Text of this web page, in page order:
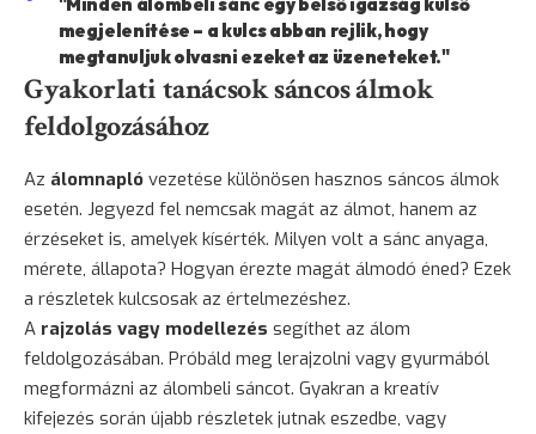
megjelenítése – a kulcs abban rejlik, hogy
megtanuljuk olvasni ezeket az üzeneteket."
Gyakorlati tanácsok sáncos álmok
feldolgozásához
Az álomnapló vezetése különösen hasznos sáncos álmok
esetén. Jegyezd fel nemcsak magát az álmot, hanem az
érzéseket is, amelyek kísérték. Milyen volt a sánc anyaga,
mérete, állapota? Hogyan érezte magát álmodó éned? Ezek
a részletek kulcsosak az értelmezéshez.
A rajzolás vagy modellezés segíthet az álom
feldolgozásában. Próbáld meg lerajzolni vagy gyurmából
megformázni az álombeli sáncot. Gyakran a kreatív
kifejezés során újabb részletek jutnak eszedbe, vagy